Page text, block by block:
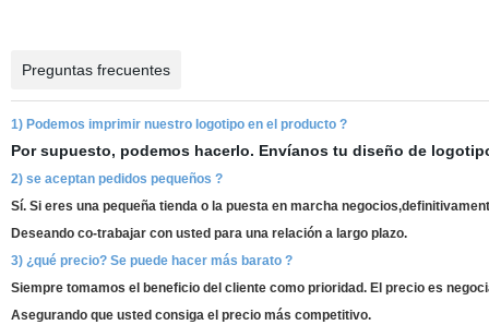
Preguntas frecuentes
1) Podemos imprimir nuestro logotipo en el producto ?
Por supuesto, podemos hacerlo. Envíanos tu diseño de
2) se aceptan pedidos pequeños ?
Sí. Si eres una pequeña tienda o la puesta en marcha
Deseando co-trabajar con usted para una relación a largo plazo.
3) ¿qué precio? Se puede hacer más barato ?
Siempre tomamos el beneficio del cliente como prioridad. El precio es
Asegurando que usted consiga el precio más competitivo.